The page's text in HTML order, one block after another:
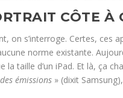
CÔTE À
on s’interroge. Certes, ces
norme existante.
taille d’un iPad. Et là, ça
émissions » (dixit